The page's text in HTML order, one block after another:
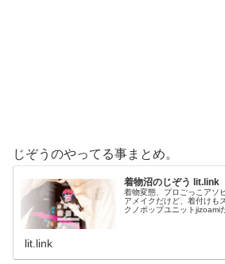
じぞうのやってる事まとめ。
着物沼のじぞう lit.link
着物変態、プロごっこアソ
アメイクだけど、着付けも
クノポップユニットjizoami
lit.link